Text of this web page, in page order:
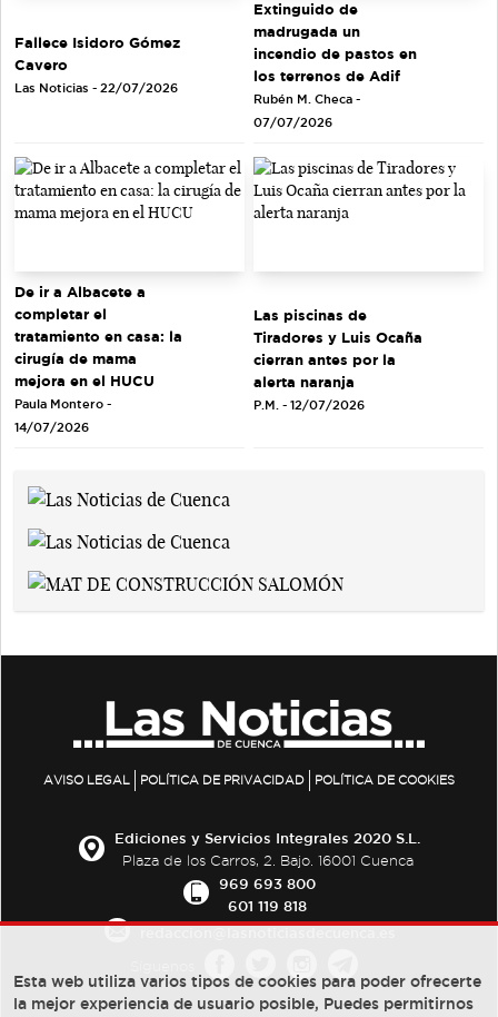
Fallece Isidoro Gómez
Cavero
Las Noticias - 22/07/2026
Extinguido de
madrugada un
incendio de pastos en
los terrenos de Adif
Rubén M. Checa -
07/07/2026
De ir a Albacete a
completar el
tratamiento en casa: la
cirugía de mama
mejora en el HUCU
Paula Montero -
14/07/2026
Las piscinas de
Tiradores y Luis Ocaña
cierran antes por la
alerta naranja
P.M. - 12/07/2026
AVISO LEGAL POLÍTICA DE PRIVACIDAD POLÍTICA DE COOKIES
Ediciones y Servicios Integrales 2020 S.L.
Plaza de los Carros, 2. Bajo. 16001 Cuenca
969 693 800
601 119 818
Esta web utiliza varios tipos de cookies para poder ofrecerte
la mejor experiencia de usuario posible, Puedes permitirnos